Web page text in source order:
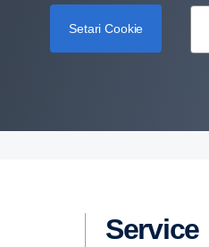
Setari Cookie
Service